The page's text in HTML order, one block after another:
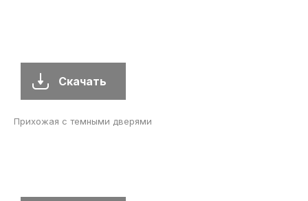
Скачать
Прихожая с темными дверями